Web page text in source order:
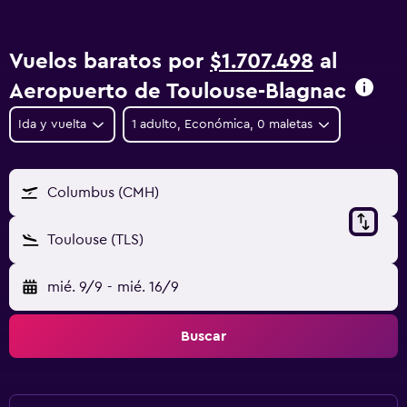
Vuelos baratos por $1.707.498 al
Aeropuerto de Toulouse-Blagnac
Ida y vuelta 1 adulto, Económica, 0 maletas
Columbus (CMH)
Toulouse (TLS)
mié. 9/9 - mié. 16/9
Buscar